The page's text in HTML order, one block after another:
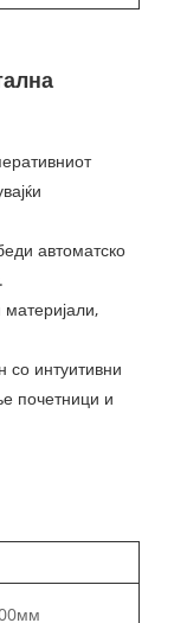
автоматско
со интуитивни
почетници и